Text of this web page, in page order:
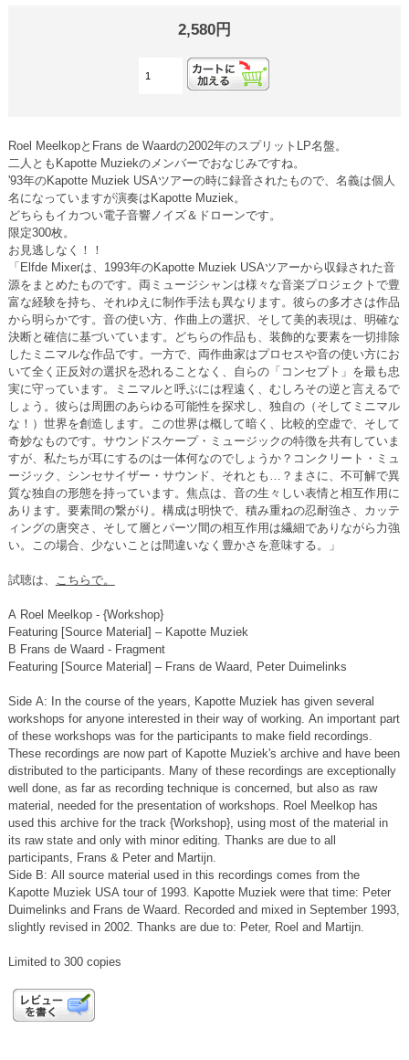
2,580円
Roel MeelkopとFrans de Waardの2002年のスプリットLP名盤。
二人ともKapotte Muziekのメンバーでおなじみですね。
'93年のKapotte Muziek USAツアーの時に録音されたもので、名義は個人
名になっていますが演奏はKapotte Muziek。
どちらもイカつい電子音響ノイズ＆ドローンです。
限定300枚。
お見逃しなく！！
「Elfde Mixerは、1993年のKapotte Muziek USAツアーから収録された音
源をまとめたものです。両ミュージシャンは様々な音楽プロジェクトで豊
富な経験を持ち、それゆえに制作手法も異なります。彼らの多才さは作品
から明らかです。音の使い方、作曲上の選択、そして美的表現は、明確な
決断と確信に基づいています。どちらの作品も、装飾的な要素を一切排除
したミニマルな作品です。一方で、両作曲家はプロセスや音の使い方にお
いて全く正反対の選択を恐れることなく、自らの「コンセプト」を最も忠
実に守っています。ミニマルと呼ぶには程遠く、むしろその逆と言えるで
しょう。彼らは周囲のあらゆる可能性を探求し、独自の（そしてミニマル
な！）世界を創造します。この世界は概して暗く、比較的空虚で、そして
奇妙なものです。サウンドスケープ・ミュージックの特徴を共有していま
すが、私たちが耳にするのは一体何なのでしょうか？コンクリート・ミュ
ージック、シンセサイザー・サウンド、それとも…？まさに、不可解で異
質な独自の形態を持っています。焦点は、音の生々しい表情と相互作用に
あります。要素間の繋がり。構成は明快で、積み重ねの忍耐強さ、カッテ
ィングの唐突さ、そして層とパーツ間の相互作用は繊細でありながら力強
い。この場合、少ないことは間違いなく豊かさを意味する。」
試聴は、 こちらで。
A Roel Meelkop - {Workshop}
Featuring [Source Material] – Kapotte Muziek
B Frans de Waard - Fragment
Featuring [Source Material] – Frans de Waard, Peter Duimelinks
Side A: In the course of the years, Kapotte Muziek has given several
workshops for anyone interested in their way of working. An important part
of these workshops was for the participants to make field recordings.
These recordings are now part of Kapotte Muziek's archive and have been
distributed to the participants. Many of these recordings are exceptionally
well done, as far as recording technique is concerned, but also as raw
material, needed for the presentation of workshops. Roel Meelkop has
used this archive for the track {Workshop}, using most of the material in
its raw state and only with minor editing. Thanks are due to all
participants, Frans & Peter and Martijn.
Side B: All source material used in this recordings comes from the
Kapotte Muziek USA tour of 1993. Kapotte Muziek were that time: Peter
Duimelinks and Frans de Waard. Recorded and mixed in September 1993,
slightly revised in 2002. Thanks are due to: Peter, Roel and Martijn.
Limited to 300 copies